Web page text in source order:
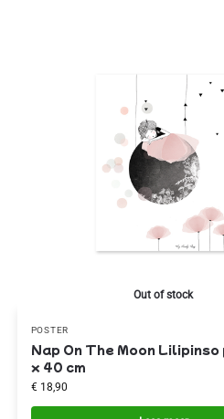
Out of stock
POSTER
Nap On The Moon
x 40 cm
€18,90